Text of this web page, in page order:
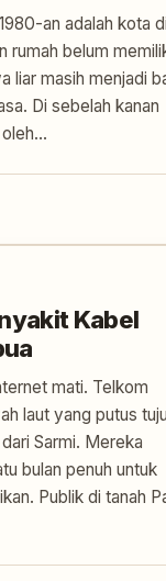
an adalah kota di
rumah belum
liar masih menjadi
Di sebelah kanan
oleh…
Kabel
mati. Telkom
laut yang putus
Sarmi. Mereka
bulan penuh untuk
Publik di tanah